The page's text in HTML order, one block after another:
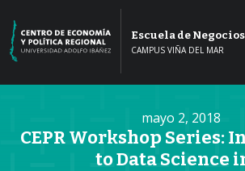
Escuela de Negocios
CAMPUS VIÑA DEL MAR
mayo 2, 2018
CEPR Workshop Series:
to Data Science